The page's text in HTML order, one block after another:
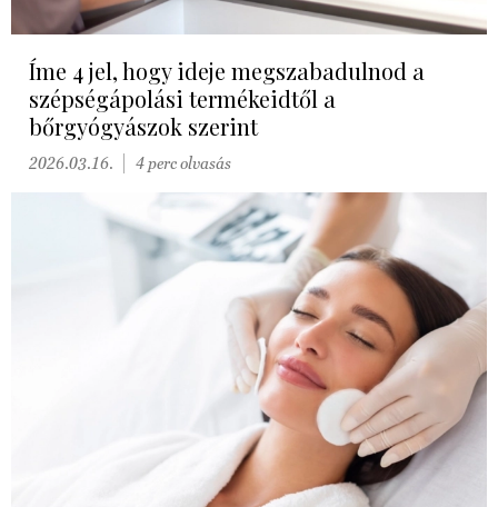
Íme 4 jel, hogy ideje megszabadulnod a
szépségápolási termékeidtől a
bőrgyógyászok szerint
2026.03.16. 4 perc olvasás